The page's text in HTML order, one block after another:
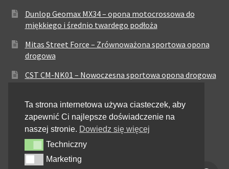
Dunlop Geomax MX34 – opona motocrossowa do
miękkiego i średnio twardego podłoża
Mitas Street Force – Zrównoważona sportowa opona
drogowa
CST CM-NK01 – Nowoczesna sportowa opona drogowa
zrównoważonych osiągach
Pirelli City Demon – Niezawodność w codziennej
jeździe miejskiej
Metzeler Perfect ME77 – Klasyczna opona o
zrównoważonych właściwościach
Ta strona internetowa używa ciasteczek, aby
zapewnić Ci najlepsze doświadczenie na
naszej stronie. Dowiedz się więcej
Techniczny
Techniczny
MarketingMarketing